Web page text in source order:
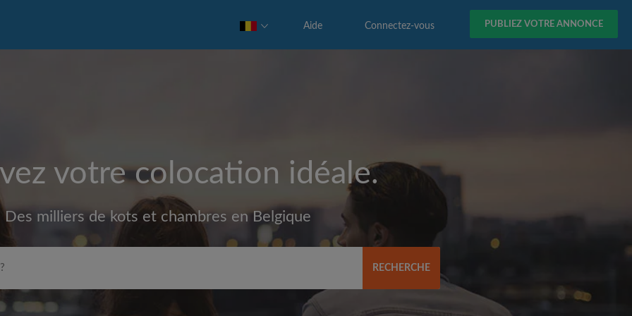
PUBLIEZ VOTRE ANNONCE
Connectez-vous
Aide
votre colocation idéale.
Des milliers de kots et chambres en Belgique
RECHERCHE